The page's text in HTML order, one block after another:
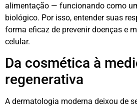
alimentação — funcionando como
biológico. Por isso, entender suas
forma eficaz de prevenir doenças e
celular.
Da cosmética à
regenerativa
A dermatologia moderna deixou de